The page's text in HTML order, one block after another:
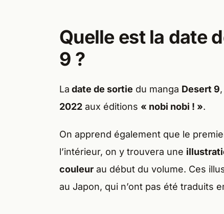
Quelle est la date
9 ?
La date de sortie du manga Desert 9
2022 aux éditions « nobi nobi ! ».
On apprend également que le
l’intérieur, on y trouvera une
couleur au début du volume. Ces
au Japon, qui n’ont pas été traduits